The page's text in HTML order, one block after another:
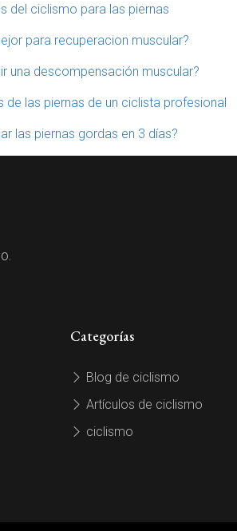
del ciclismo para las piernas
para recuperacion muscular?
una descompensación muscular?
de las piernas de un ciclista profesional
las piernas gordas en 3 días?
Categorías
Blog de ciclismo
Artículos de ciclismo
ciclismo